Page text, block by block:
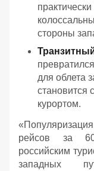
стороны
для облета
становится
курортом.
«
рейсов за
российским
западных